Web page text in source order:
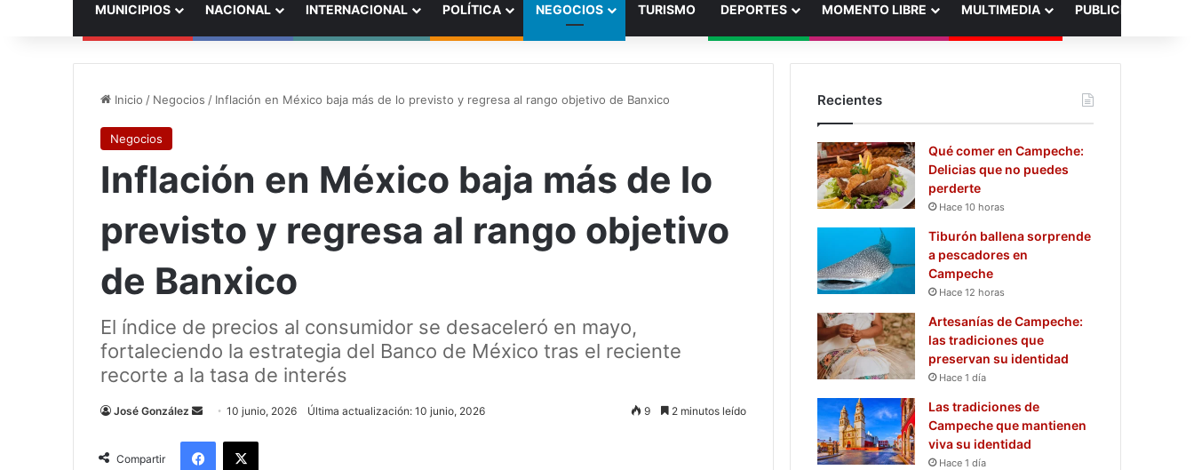
MUNICIPIOS NACIONAL INTERNACIONAL POLÍTICA NEGOCIOS TURISMO DEPORTES MOMENTO LIBRE MULTIMEDIA PUBLICIDAD
Inicio / Negocios / Inflación en México baja más de lo previsto y regresa al rango objetivo de Banxico
Negocios
Inflación en México baja más de lo
previsto y regresa al rango objetivo
de Banxico
El índice de precios al consumidor se desaceleró en mayo,
fortaleciendo la estrategia del Banco de México tras el reciente
recorte a la tasa de interés
José González
Send
email
10 junio, 2026 Última actualización: 10 junio, 2026 9 2 minutos leído
Compartir
Facebook
X
Recientes
Qué comer en Campeche:
Delicias que no puedes
perderte
Hace 10 horas
Tiburón ballena sorprende
a pescadores en
Campeche
Hace 12 horas
Artesanías de Campeche:
las tradiciones que
preservan su identidad
Hace 1 día
Las tradiciones de
Campeche que mantienen
viva su identidad
Hace 1 día